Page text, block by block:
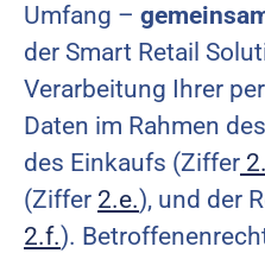
Umfang –
der Smart Retail
Verarbeitung Ihrer
Daten im Rahmen
des Einkaufs (Ziffer
(Ziffer 2.e.), und der
2.f.).